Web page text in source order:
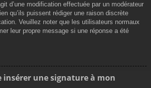
d’une modification effectuée par un modérateur
qu’ils puissent rédiger une raison discrète
Veuillez noter que les utilisateurs normaux
leur propre message si une réponse a été
insérer une signature à mon